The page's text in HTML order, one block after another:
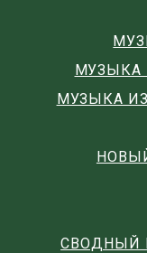
МУЗЫКА
МУЗЫКА
СВОДНЫЙ